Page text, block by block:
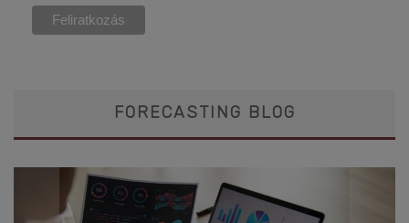
FORECASTING BLOG